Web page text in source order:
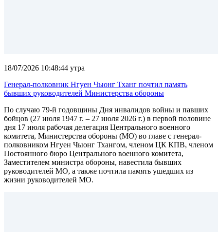
18/07/2026 10:48:44 утра
Генерал-полковник Нгуен Чыонг Тханг почтил память
бывших руководителей Министерства обороны
По случаю 79-й годовщины Дня инвалидов войны и павших
бойцов (27 июля 1947 г. – 27 июля 2026 г.) в первой половине
дня 17 июля рабочая делегация Центрального военного
комитета, Министерства обороны (МО) во главе с генерал-
полковником Нгуен Чыонг Тхангом, членом ЦК КПВ, членом
Постоянного бюро Центрального военного комитета,
Заместителем министра обороны, навестила бывших
руководителей МО, а также почтила память ушедших из
жизни руководителей МО.